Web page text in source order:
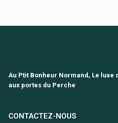
Au Ptit Bonheur Normand, Le luxe
aux portes du Perche
CONTACTEZ-NOUS